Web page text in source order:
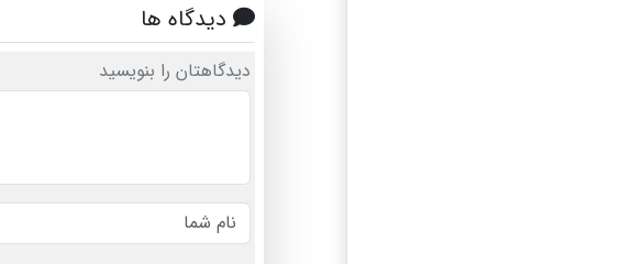
دیدگاه ها
دیدگاهتان را بنویسید